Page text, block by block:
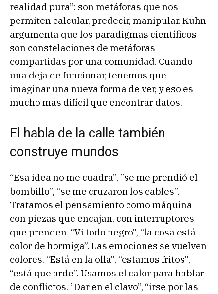
realidad pura”: son metáforas que nos
permiten calcular, predecir, manipular. Kuhn
argumenta que los paradigmas científicos
son constelaciones de metáforas
compartidas por una comunidad. Cuando
una deja de funcionar, tenemos que
imaginar una nueva forma de ver, y eso es
mucho más difícil que encontrar datos.
El habla de la calle también
construye mundos
“Esa idea no me cuadra”, “se me prendió el
bombillo”, “se me cruzaron los cables”.
Tratamos el pensamiento como máquina
con piezas que encajan, con interruptores
que prenden. “Vi todo negro”, “la cosa está
color de hormiga”. Las emociones se vuelven
colores. “Está en la olla”, “estamos fritos”,
“está que arde”. Usamos el calor para hablar
de conflictos. “Dar en el clavo”, “irse por las